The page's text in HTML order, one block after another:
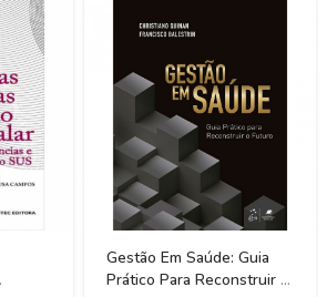
Gestão Em Saúde: Guia
Prático Para Reconstruir O